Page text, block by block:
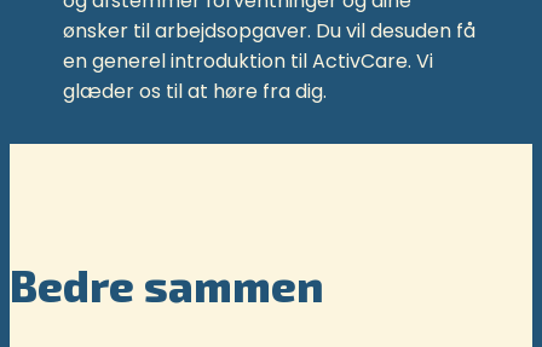
ønsker til arbejdsopgaver. Du vil desuden få
en generel introduktion til ActivCare. Vi
glæder os til at høre fra dig.
Bedre sammen